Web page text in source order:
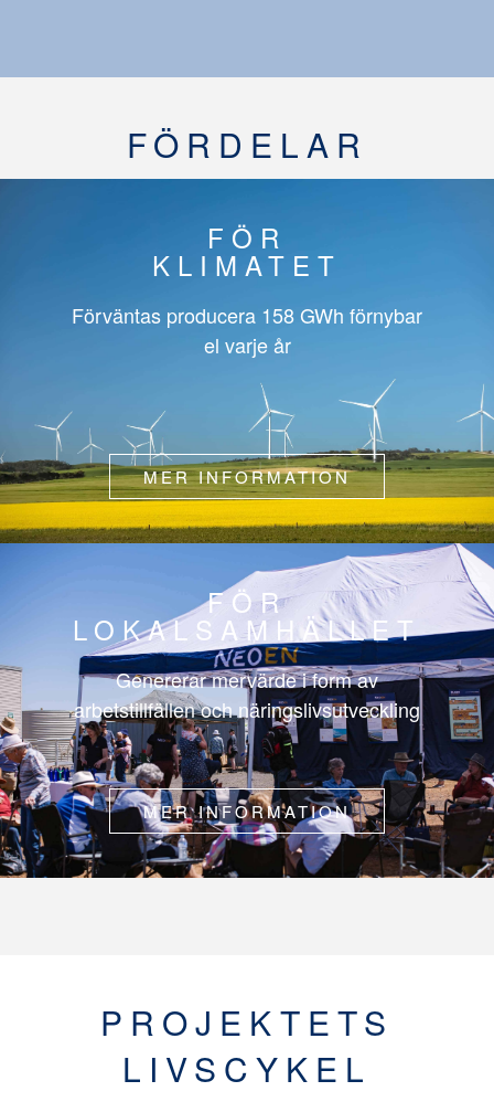
FÖRDELAR
FÖR
KLIMATET
Förväntas producera 158 GWh förnybar
el varje år
MER INFORMATION
FÖR
LOKALSAMHÄLLET
Genererar mervärde i form av
arbetstillfällen och näringslivsutveckling
MER INFORMATION
PROJEKTETS
LIVSCYKEL